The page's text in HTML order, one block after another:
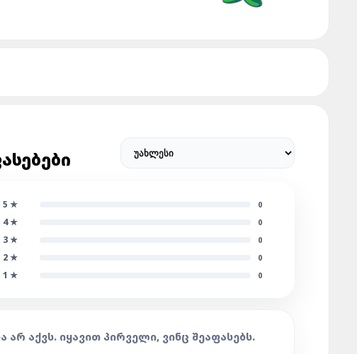
5 ★ 0
4★ 0
3★ 0
2★ 0
1 ★ 0
ᲐᲠ ᲐᲥᲕᲡ. ᲘᲧᲐᲕᲘᲗ ᲞᲘᲠᲕᲔᲚᲘ, ᲕᲘᲜᲪ ᲨᲔᲐᲤᲐᲡᲔᲑᲡ.